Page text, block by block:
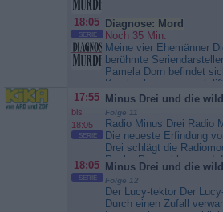
Katastrophe: Ein Patient
erschlagen. Die
haben alle ein
Plötzlich fällt Dr. Mark
McReedys Sohn Ralph...
18:05
SERIE
Diagnose: Mord
Noch 35 Min.
Meine vier Ehemänner
berühmte
Pamela Dorn befindet
Krankenhaus, um sich
lassen. Ex-Mann Joe
eine schlechte Nachricht:
nächste Hauptrolle
Konkurrentin vergeben.
droht, ihn umzubringen.
später ist Joe wirklich tot.
Diagnose: Mord
17:55
bis
18:05
SERIE
Minus Drei und die
Folge 11
Radio Minus Drei Radio
Die neueste Erfindung
Drei schlägt die
Rocky Rumpel k.o. und
überschlagen sich die
Denn Minus bringt als
Moderator alles und alle
durcheinander. Schnell
18:05
SERIE
Minus Drei und die
Folge 12
Der Lucy-tektor Der
Durch einen Zufall